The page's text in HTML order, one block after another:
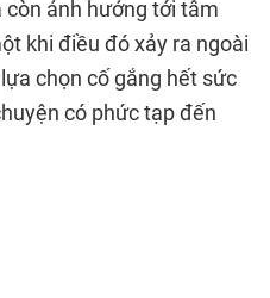
còn ảnh hưởng tới tâm
khi điều đó xảy ra ngoài
chọn cố gắng hết sức
có phức tạp đến